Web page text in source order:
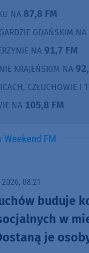
NA 87,8 FM
GDAŃSKIM NA
NA 91,7 FM
KRAJEŃSKIM NA
CZŁUCHOWIE I
NA 105,8 FM
Weekend FM
08:21
buduje
w
je